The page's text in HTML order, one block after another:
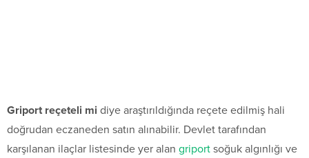
Griport reçeteli mi diye araştırıldığında reçete edilmiş hali
doğrudan eczaneden satın alınabilir. Devlet tarafından
karşılanan ilaçlar listesinde yer alan griport soğuk algınlığı ve